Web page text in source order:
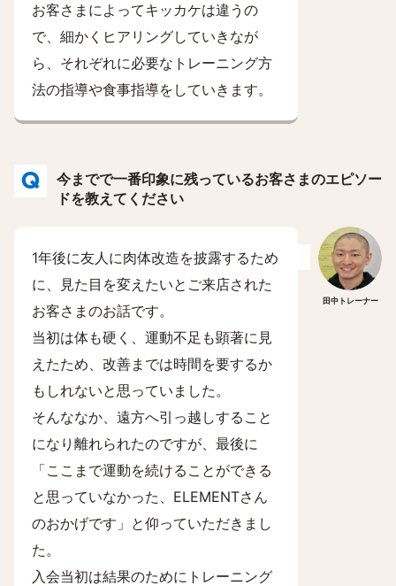
お客さまによってキッカケは違うの
で、細かくヒアリングしていきなが
ら、それぞれに必要なトレーニング方
法の指導や食事指導をしていきます。
今までで一番印象に残っているお客さまのエピソー
ドを教えてください
田中トレーナー
1年後に友人に肉体改造を披露するため
に、見た目を変えたいとご来店された
お客さまのお話です。
当初は体も硬く、運動不足も顕著に見
えたため、改善までは時間を要するか
もしれないと思っていました。
そんななか、遠方へ引っ越しすること
になり離れられたのですが、最後に
「ここまで運動を続けることができる
と思っていなかった、ELEMENTさん
のおかげです」と仰っていただきまし
た。
入会当初は結果のためにトレーニング